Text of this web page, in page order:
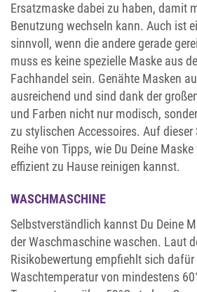
Ersatzmaske dabei zu haben, damit
Benutzung wechseln kann. Auch ist
sinnvoll, wenn die andere gerade
muss es keine spezielle Maske aus
Fachhandel sein. Genähte Masken
ausreichend und sind dank der
und Farben nicht nur modisch,
zu stylischen Accessoires. Auf dieser
Reihe von Tipps, wie Du Deine Maske
effizient zu Hause reinigen kannst.
WASCHMASCHINE
Selbstverständlich kannst Du Deine
der Waschmaschine waschen. Laut
Risikobewertung empfiehlt sich dafür
Waschtemperatur von mindestens